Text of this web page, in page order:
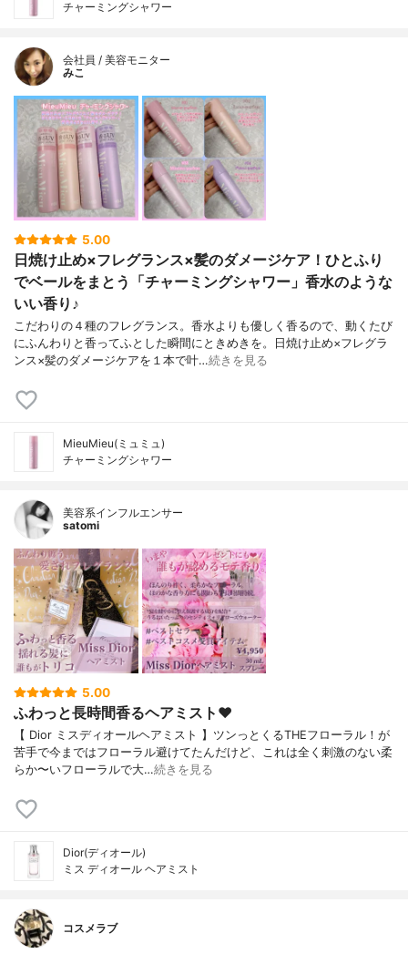
チャーミングシャワー
会社員 / 美容モニター
みこ
5.00
日焼け止め×フレグランス×髪のダメージケア！ひとふり
でベールをまとう「チャーミングシャワー」香水のような
いい香り♪
こだわりの４種のフレグランス。香水よりも優しく香るので、動くたび
にふんわりと香ってふとした瞬間にときめきを。日焼け止め×フレグラ
ンス×髪のダメージケアを１本で叶…続きを見る
MieuMieu(ミュミュ)
チャーミングシャワー
美容系インフルエンサー
satomi
5.00
ふわっと長時間香るヘアミスト❤︎
【 Dior ミスディオールヘアミスト 】ツンっとくるTHEフローラル！が
苦手で今まではフローラル避けてたんだけど、これは全く刺激のない柔
らか〜いフローラルで大…続きを見る
Dior(ディオール)
ミス ディオール ヘアミスト
コスメラブ